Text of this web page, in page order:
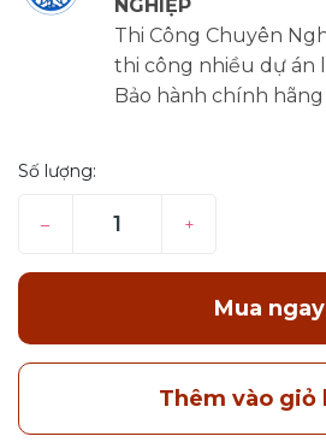
NGHIỆP
Thi Công Chuyên
thi công nhiều dự án
Bảo hành chính
Số lượng:
– +
Mua ngay
Thêm vào giỏ